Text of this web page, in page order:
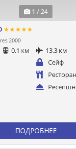
1 / 24
★★★★★
2000
0.1 км
13.3 км
Сейф
Ресторан
Ресепшн
ПОДРОБНЕЕ